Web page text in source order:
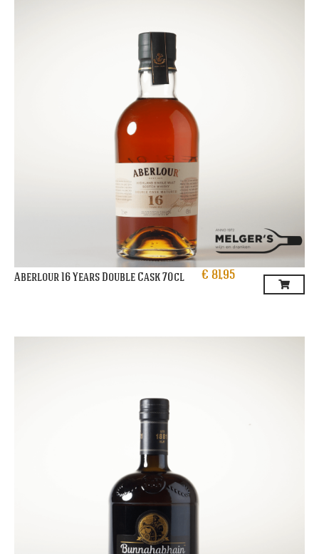
Aberlour 16 Years Double Cask 70cl € 81,95